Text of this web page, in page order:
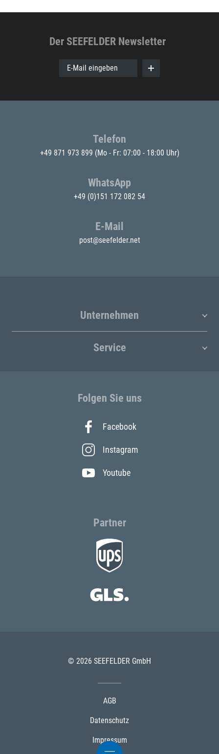
Der SEEFELDER Newsletter
E-Mail eingeben
Telefon
+49 871 973 899 (Mo - Fr: 07:00 - 18:00 Uhr)
WhatsApp
+49 (0)151 172 082 54
E-Mail
post@seefelder.net
Unternehmen
Service
Folgen Sie uns
Facebook
Instagram
Youtube
Partner
© 2026 SEEFELDER GmbH
AGB
Datenschutz
Impressum